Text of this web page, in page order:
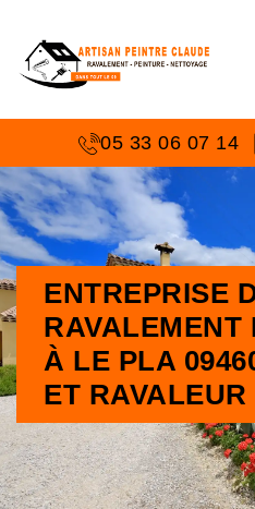
05 33 06 07 14
ENTREPRISE
RAVALEMENT
À LE PLA
ET